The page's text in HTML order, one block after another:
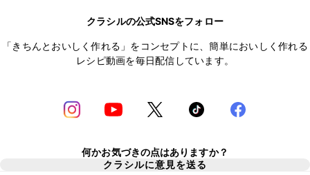
クラシルの公式SNSをフォロー
「きちんとおいしく作れる」をコンセプトに、簡単においしく作れる
レシピ動画を毎日配信しています。
何かお気づきの点はありますか？
クラシルに意見を送る